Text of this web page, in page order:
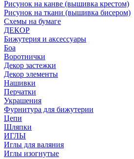
Рисунок на канве (вышивка крестом)
Рисунок на ткани (вышивка бисером)
Схемы на бумаге
ДЕКОР
Бижутерия и аксессуары
Боа
Воротнички
Декор застежки
Декор элементы
Нашивки
Перчатки
Украшения
Фурнитура для бижутерии
Цепи
Шляпки
ИГЛЫ
Иглы для валяния
Иглы изогнутые